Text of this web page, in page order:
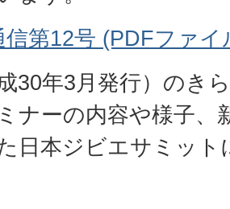
信第12号 (PDFファイ
30年3月発行）のき
ナーの内容や様子、
日本ジビエサミッ